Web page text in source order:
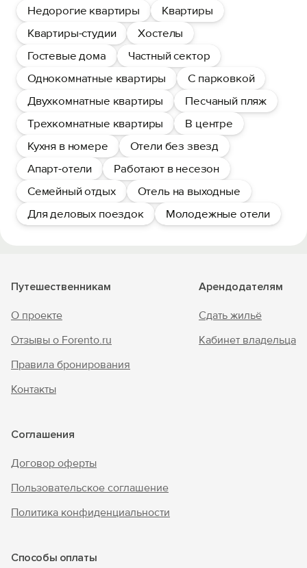
Недорогие квартиры
Квартиры
Квартиры-студии
Хостелы
Гостевые дома
Частный сектор
Однокомнатные квартиры
С парковкой
Двухкомнатные квартиры
Песчаный пляж
Трехкомнатные квартиры
В центре
Кухня в номере
Отели без звезд
Апарт-отели
Работают в несезон
Семейный отдых
Отель на выходные
Для деловых поездок
Молодежные отели
Путешественникам
О проекте
Отзывы о Forento.ru
Правила бронирования
Контакты
Арендодателям
Сдать жильё
Кабинет владельца
Соглашения
Договор оферты
Пользовательское соглашение
Политика конфиденциальности
Способы оплаты